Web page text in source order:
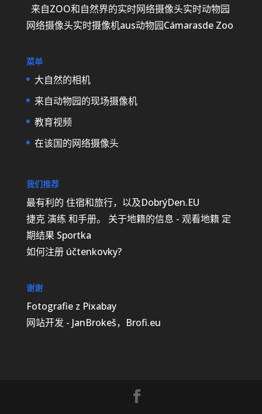
来自ZOO和自然界的实时网络摄像头实时动物园
网络摄像头实时摄像机aus动物园Cámarasde Zoo
菜单
大自然的相机
来自动物园的现场摄像机
教育视频
在该国的网络摄像头
我们推荐
最有利的 住宿和旅行，以及DobrýDen.EU
捷克演练 和手册。 关于地籍的信息 - 观看地籍 定
期结果 Sportka
如何注册 účtenkovky?
谢谢
Fotografie z Pixabay
网站开发 - JanBrokeš，Brofi.eu